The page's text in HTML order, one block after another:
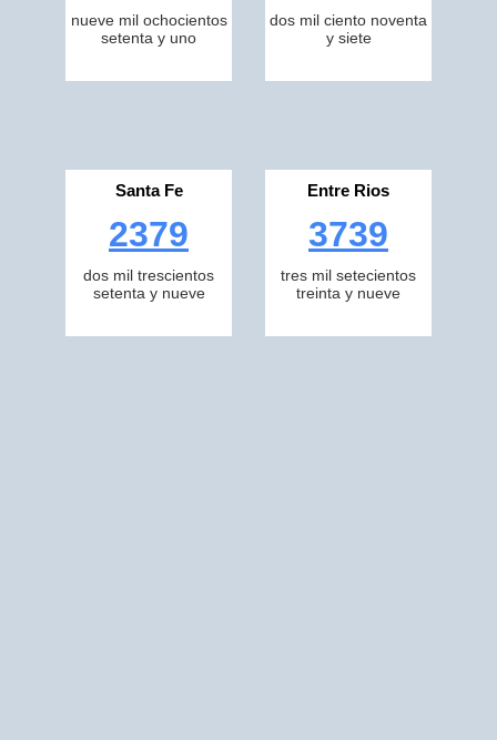
nueve mil ochocientos
setenta y uno
dos mil ciento noventa
y siete
Santa Fe
2379
dos mil trescientos
setenta y nueve
Entre Rios
3739
tres mil setecientos
treinta y nueve